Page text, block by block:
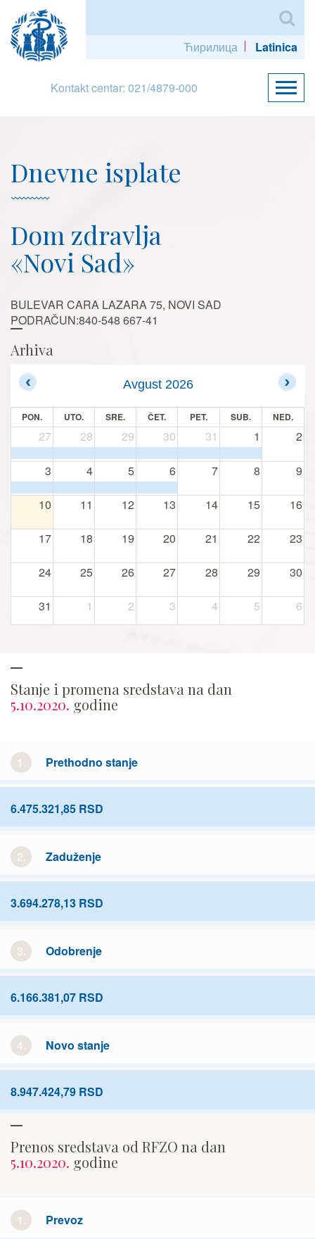
Ћирилица Latinica
Kontakt centar: 021/4879-000
Dnevne isplate
Dom zdravlja
«Novi Sad»
BULEVAR CARA LAZARA 75, NOVI SAD
PODRAČUN:840-548 667-41
Arhiva
Avgust 2026
PON. UTO. SRE. ČET. PET. SUB. NED.
27 28 29 30 31 1 2
3 4 5 6 7 8 9
10 11 12 13 14 15 16
17 18 19 20 21 22 23
24 25 26 27 28 29 30
31 1 2 3 4 5 6
Stanje i promena sredstava na dan
5.10.2020. godine
1. Prethodno stanje
6.475.321,85 RSD
2. Zaduženje
3.694.278,13 RSD
3. Odobrenje
6.166.381,07 RSD
4. Novo stanje
8.947.424,79 RSD
Prenos sredstava od RFZO na dan
5.10.2020. godine
1. Prevoz